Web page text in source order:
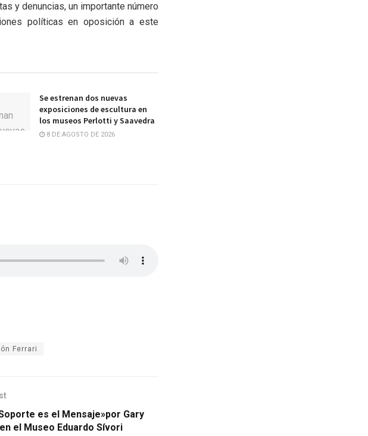
y denuncias, un importante número
políticas en oposición a este
Se estrenan dos nuevas
exposiciones de escultura en
los museos Perlotti y Saavedra
8 DE AGOSTO DE 2026
Ferrari
es el Mensaje»por Gary
el Museo Eduardo Sívori